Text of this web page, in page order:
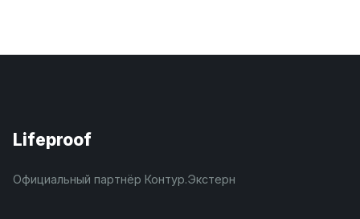
Lifeproof
Официальный партнёр Контур.Экстерн